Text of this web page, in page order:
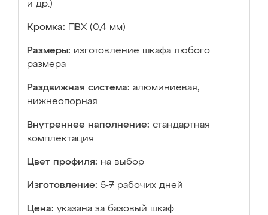
и др.)
Кромка: ПВХ (0,4 мм)
Размеры: изготовление шкафа любого
размера
Раздвижная система: алюминиевая,
нижнеопорная
Внутреннее наполнение: стандартная
комплектация
Цвет профиля: на выбор
Изготовление: 5-7 рабочих дней
Цена: указана за базовый шкаф